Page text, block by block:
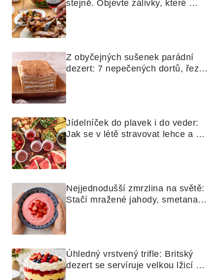
stejně. Objevte zálivky, které
Z obyčejných sušenek parádní
dezert: 7 nepečených dortů, řezů
Jídelníček do plavek i do veder:
Jak se v létě stravovat lehce a
Nejjednodušší zmrzlina na světě:
Stačí mražené jahody, smetana a
Úhledný vrstvený trifle: Britský
dezert se servíruje velkou lžicí